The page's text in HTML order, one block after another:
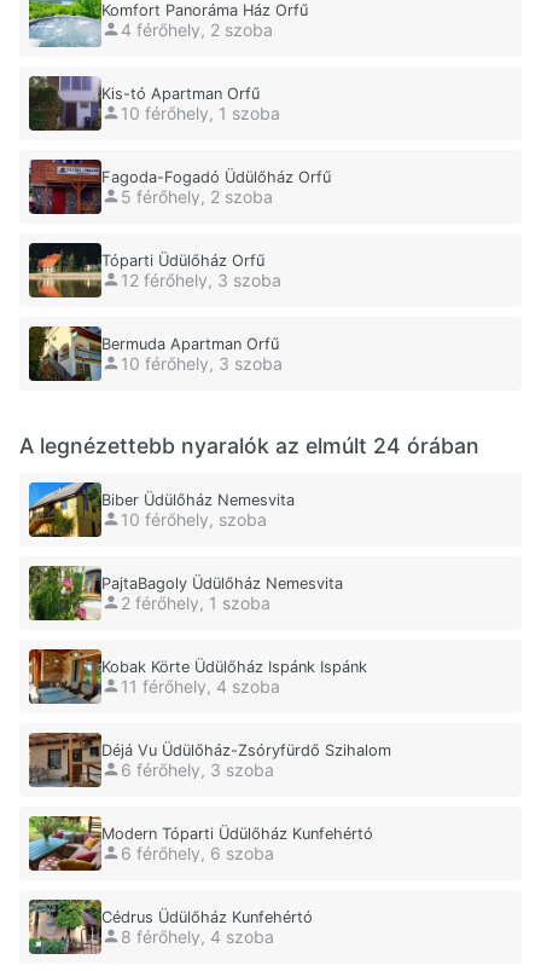
Komfort Panoráma Ház Orfű
4 férőhely, 2 szoba
Kis-tó Apartman Orfű
10 férőhely, 1 szoba
Fagoda-Fogadó Üdülőház Orfű
5 férőhely, 2 szoba
Tóparti Üdülőház Orfű
12 férőhely, 3 szoba
Bermuda Apartman Orfű
10 férőhely, 3 szoba
A legnézettebb nyaralók az elmúlt 24 órában
Biber Üdülőház Nemesvita
10 férőhely, szoba
PajtaBagoly Üdülőház Nemesvita
2 férőhely, 1 szoba
Kobak Körte Üdülőház Ispánk Ispánk
11 férőhely, 4 szoba
Déjá Vu Üdülőház-Zsóryfürdő Szihalom
6 férőhely, 3 szoba
Modern Tóparti Üdülőház Kunfehértó
6 férőhely, 6 szoba
Cédrus Üdülőház Kunfehértó
8 férőhely, 4 szoba